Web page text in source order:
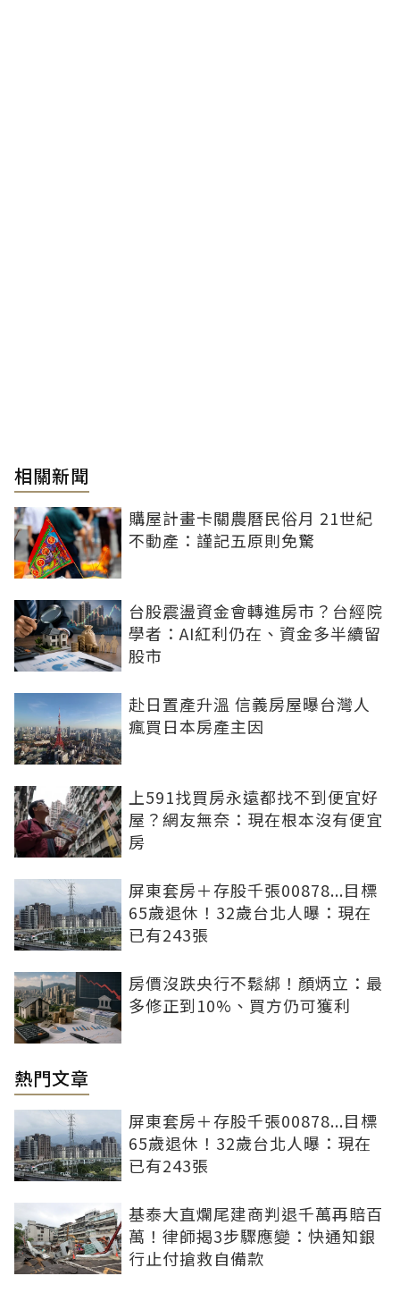
相關新聞
購屋計畫卡關農曆民俗月 21世紀
不動產：謹記五原則免驚
台股震盪資金會轉進房市？台經院
學者：AI紅利仍在、資金多半續留
股市
赴日置產升溫 信義房屋曝台灣人
瘋買日本房產主因
上591找買房永遠都找不到便宜好
屋？網友無奈：現在根本沒有便宜
房
屏東套房＋存股千張00878...目標
65歲退休！32歲台北人曝：現在
已有243張
房價沒跌央行不鬆綁！顏炳立：最
多修正到10%、買方仍可獲利
熱門文章
屏東套房＋存股千張00878...目標
65歲退休！32歲台北人曝：現在
已有243張
基泰大直爛尾建商判退千萬再賠百
萬！律師揭3步驟應變：快通知銀
行止付搶救自備款